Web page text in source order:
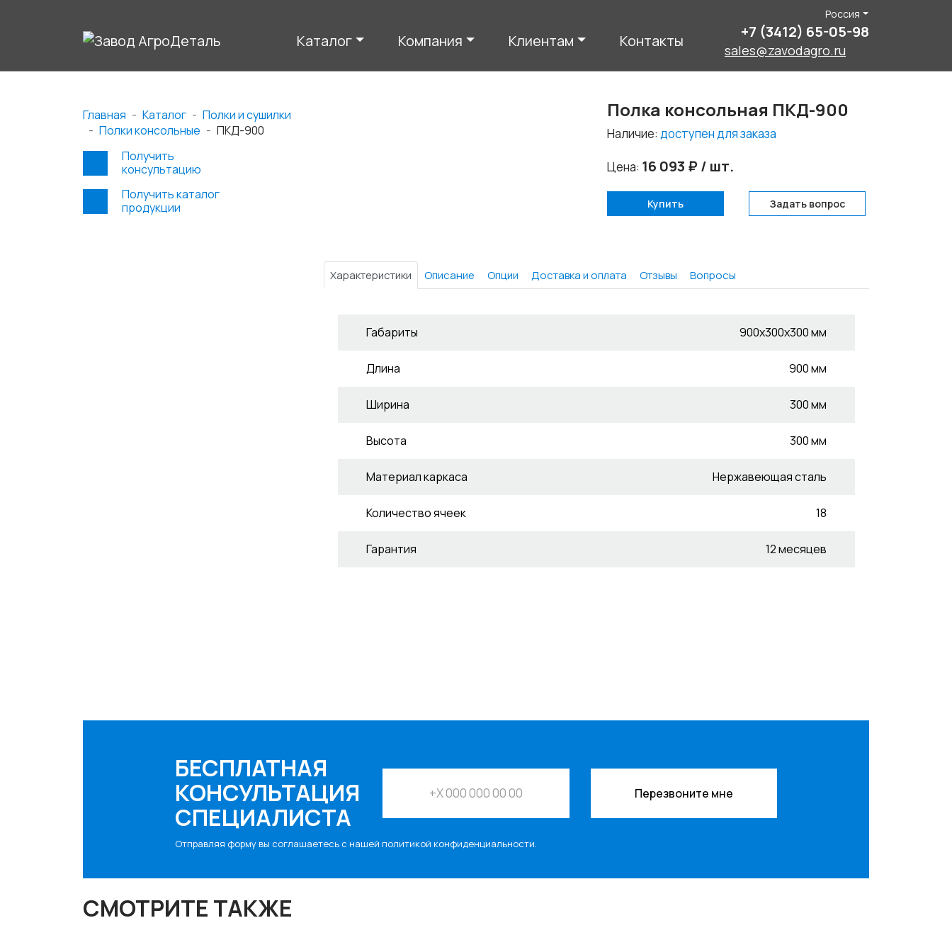
Россия
Каталог Компания Клиентам Контакты +7 (3412) 65-05-98
sales@zavodagro.ru
Главная Каталог
Полки и сушилки
Полки консольные
ПКД-900
Получить
консультацию
Получить каталог
продукции
Полка консольная ПКД-900
Наличие: доступен для заказа
Цена: 16 093 ₽ / шт.
Купить Задать вопрос
Характеристики Описание Опции Доставка и оплата Отзывы Вопросы
Габариты 900х300х300 мм
Длина 900 мм
Ширина 300 мм
Высота 300 мм
Материал каркаса Нержавеющая сталь
Количество ячеек 18
Гарантия 12 месяцев
БЕСПЛАТНАЯ
КОНСУЛЬТАЦИЯ
СПЕЦИАЛИСТА
Перезвоните мне
Отправляя форму вы соглашаетесь с нашей политикой конфиденциальности.
СМОТРИТЕ ТАКЖЕ